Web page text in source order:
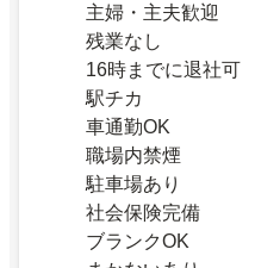
主婦・主夫歓迎
残業なし
16時までに退社可
駅チカ
車通勤OK
職場内禁煙
駐車場あり
社会保険完備
ブランクOK